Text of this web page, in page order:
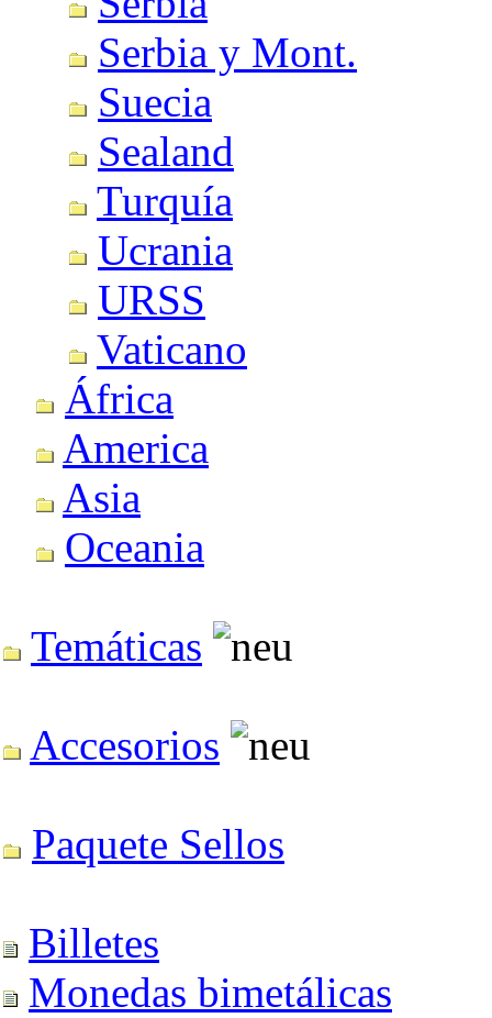
Serbia y Mont.
Suecia
Sealand
Turquía
Ucrania
URSS
Vaticano
África
America
Asia
Oceania
Temáticas
Accesorios
Paquete Sellos
Billetes
Monedas bimetálicas